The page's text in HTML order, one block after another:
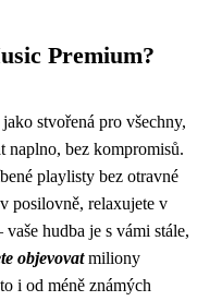
Premium?
stvořená pro všechny,
bez kompromisů.
playlisty bez otravné
posilovně, relaxujete v
hudba je s vámi stále,
objevovatmiliony
i od méně známých